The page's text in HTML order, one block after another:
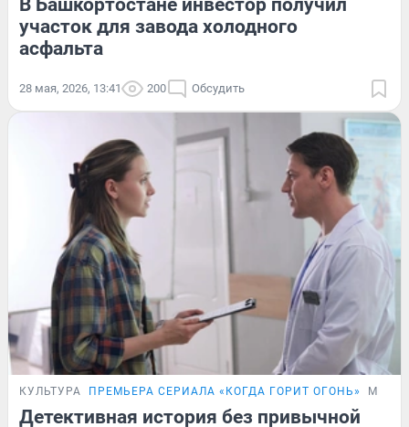
В Башкортостане инвестор получил
участок для завода холодного
асфальта
28 мая, 2026, 13:41 200 Обсудить
КУЛЬТУРА ПРЕМЬЕРА СЕРИАЛА «КОГДА ГОРИТ ОГОНЬ»
Детективная история без привычной